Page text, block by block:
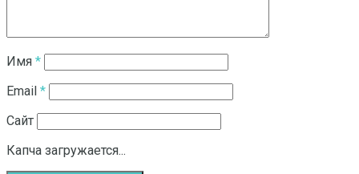
Имя *
Email *
Сайт
Капча загружается...